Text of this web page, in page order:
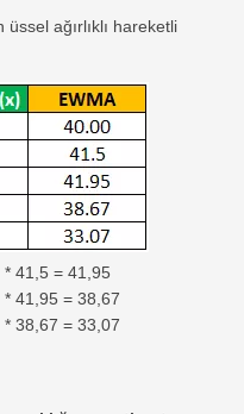
ağırlıklı hareketli
41,5 = 41,95
41,95 = 38,67
38,67 = 33,07